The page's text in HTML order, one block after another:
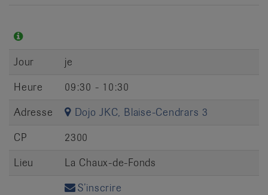
Jour
je
Heure
09:30 - 10:30
Adresse
Dojo JKC, Blaise-Cendrars 3
CP
2300
Lieu
La Chaux-de-Fonds
S’inscrire